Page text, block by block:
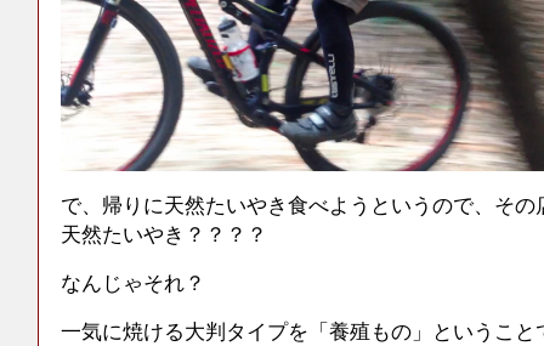
で、帰りに天然たいやき食べようというので、その
天然たいやき？？？？
なんじゃそれ？
一気に焼ける大判タイプを「養殖もの」ということ